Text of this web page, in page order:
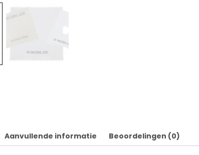
Aanvullende informatie Beoordelingen (0)